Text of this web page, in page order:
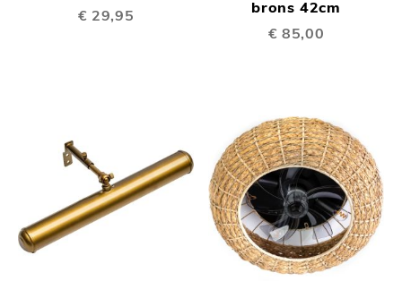
€ 29,95
brons 42cm
€ 85,00